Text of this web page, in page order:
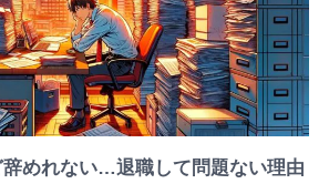
めれない…退職して問題ない理由